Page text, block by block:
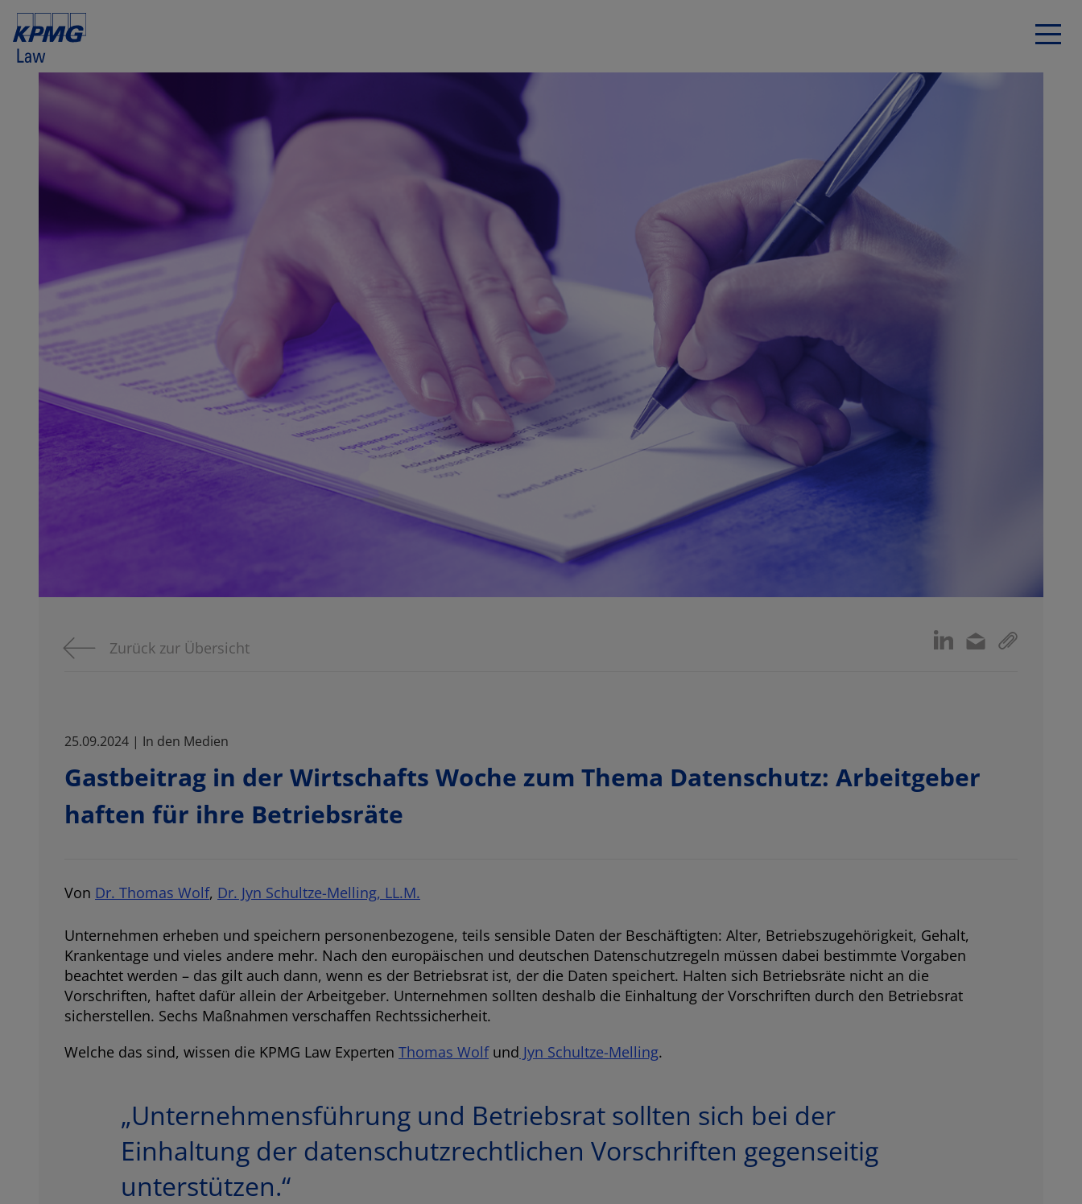
Zurück zur Übersicht
25.09.2024 | In den Medien
Gastbeitrag in der Wirtschafts Woche zum Thema Datenschutz: Arbeitgeber
haften für ihre Betriebsräte
Von Dr. Thomas Wolf, Dr. Jyn Schultze-Melling, LL.M.
Unternehmen erheben und speichern personenbezogene, teils sensible Daten der Beschäftigten: Alter, Betriebszugehörigkeit, Gehalt,
Krankentage und vieles andere mehr. Nach den europäischen und deutschen Datenschutzregeln müssen dabei bestimmte Vorgaben
beachtet werden – das gilt auch dann, wenn es der Betriebsrat ist, der die Daten speichert. Halten sich Betriebsräte nicht an die
Vorschriften, haftet dafür allein der Arbeitgeber. Unternehmen sollten deshalb die Einhaltung der Vorschriften durch den Betriebsrat
sicherstellen. Sechs Maßnahmen verschaffen Rechtssicherheit.
Welche das sind, wissen die KPMG Law Experten Thomas Wolfund Jyn Schultze-Melling.
„Unternehmensführung und Betriebsrat sollten sich bei der
Einhaltung der datenschutzrechtlichen Vorschriften gegenseitig
unterstützen.“